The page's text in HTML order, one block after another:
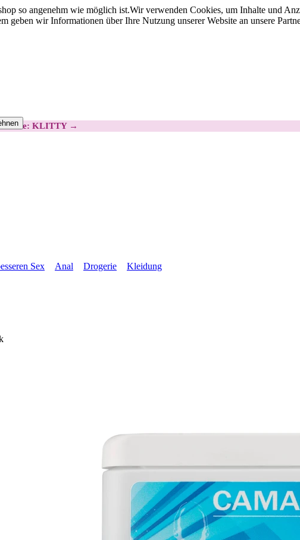
so angenehm wie möglich ist.Wir verwenden Cookies, um Inhalte und
geben wir Informationen über Ihre Nutzung unserer Website an unsere
Code: KLITTY →
Sex Anal Drogerie
Kleidung